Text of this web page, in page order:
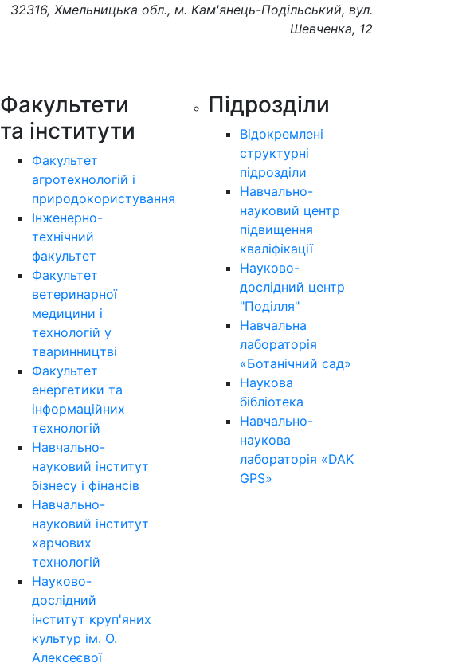
32316, Хмельницька обл., м. Кам'янець-Подільський, вул.
Шевченка, 12
Факультети
та інститути
Факультет
агротехнологій і
природокористування
Інженерно-
технічний
факультет
Факультет
ветеринарної
медицини і
технологій у
тваринництві
Факультет
енергетики та
інформаційних
технологій
Навчально-
науковий інститут
бізнесу і фінансів
Навчально-
науковий інститут
харчових
технологій
Науково-
дослідний
інститут круп'яних
культур ім. О.
Алексеєвої
Підрозділи
Відокремлені
структурні
підрозділи
Навчально-
науковий центр
підвищення
кваліфікації
Науково-
дослідний центр
"Поділля"
Навчальна
лабораторія
«Ботанічний сад»
Наукова
бібліотека
Навчально-
наукова
лабораторія «DAK
GPS»